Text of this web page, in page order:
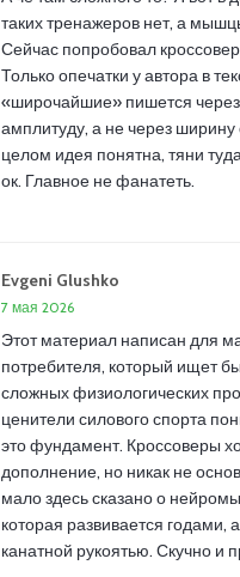
таких тренажеров нет, а
Сейчас попробовал
Только опечатки у автора в
«широчайшие» пишется
амплитуду, а не через
целом идея понятна, тяни
ок. Главное не фанатеть.
Evgeni Glushko
7 мая 2026
Этот материал написан для
потребителя, который ищет
сложных физиологических
ценители силового спорта
это фундамент. Кроссоверы
дополнение, но никак не
мало здесь сказано о
которая развивается годами,
канатной рукоятью. Скучно и